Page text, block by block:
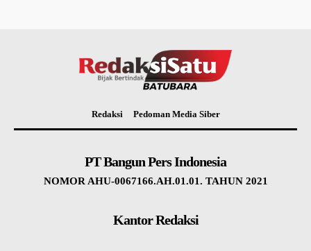
Redaksi Pedoman Media Siber
PT Bangun Pers Indonesia
NOMOR AHU-0067166.AH.01.01. TAHUN 2021
Kantor Redaksi